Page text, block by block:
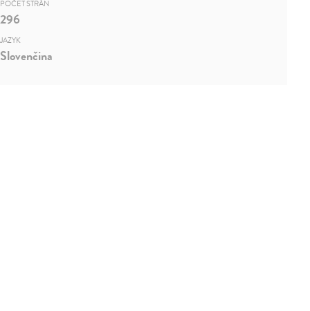
POČET STRÁN
296
JAZYK
Slovenčina